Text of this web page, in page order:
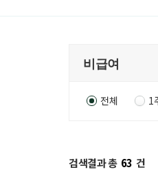
전체 1
검색결과 총 63 건